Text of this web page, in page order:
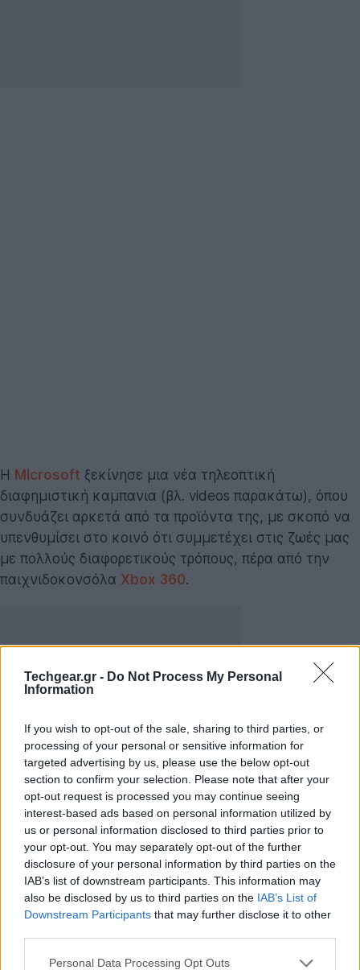
Techgear.gr - Do Not Process My Personal
Information
If you wish to opt-out of the sale, sharing to third parties, or
processing of your personal or sensitive information for
targeted advertising by us, please use the below opt-out
section to confirm your selection. Please note that after your
opt-out request is processed you may continue seeing
interest-based ads based on personal information utilized by
us or personal information disclosed to third parties prior to
your opt-out. You may separately opt-out of the further
disclosure of your personal information by third parties on the
IAB’s list of downstream participants. This information may
also be disclosed by us to third parties on the IAB’s List of
Downstream Participants that may further disclose it to other
Please note that this website/app uses one or more Google
Personal Data Processing Opt Outs
Η Microsoft ξεκίνησε μια νέα τηλεοπτική
διαφημιστική καμπανια (βλ. videos παρακάτω), όπου
συνδυάζει αρκετά από τα προϊόντα της, με σκοπό να
υπενθυμίσει στο κοινό ότι συμμετέχει στις ζωές μας
με πολλούς διαφορετικούς τρόπους, πέρα από την
παιχνιδοκονσόλα Xbox 360.
Η καμπάνια έχει μότο "It's a great time to be a family"
και αναμένεται ότι θα προβληθεί σε 35 χώρες.
Σύμφωνα με τον υπεύθυνο marketing της εταιρίας,
David Webster:
"Εάν (ο κόσμος) μάθει ότι είμαστε η
εταιρία που πρόβαλλε αυτές τις ιδέες και
τώρα έχουμε στη διάθεση μας αυτά τα